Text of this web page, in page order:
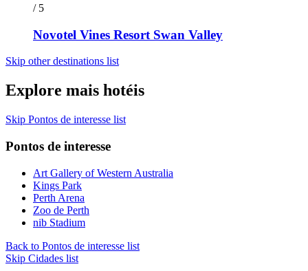
/ 5
Novotel Vines Resort Swan Valley
Skip other destinations list
Explore mais hotéis
Skip Pontos de interesse list
Pontos de interesse
Art Gallery of Western Australia
Kings Park
Perth Arena
Zoo de Perth
nib Stadium
Back to Pontos de interesse list
Skip Cidades list